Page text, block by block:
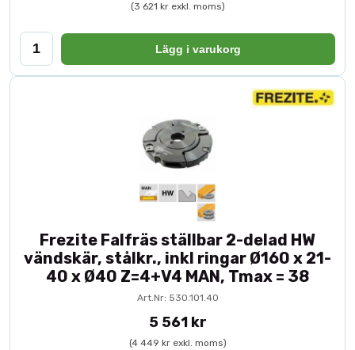
(3 621 kr exkl. moms)
Lägg i varukorg
Frezite Falfräs ställbar 2-delad HW
vändskär, stålkr., inkl ringar Ø160 x 21-
40 x Ø40 Z=4+V4 MAN, Tmax = 38
Art.Nr: 530.101.40
5 561 kr
(4 449 kr exkl. moms)